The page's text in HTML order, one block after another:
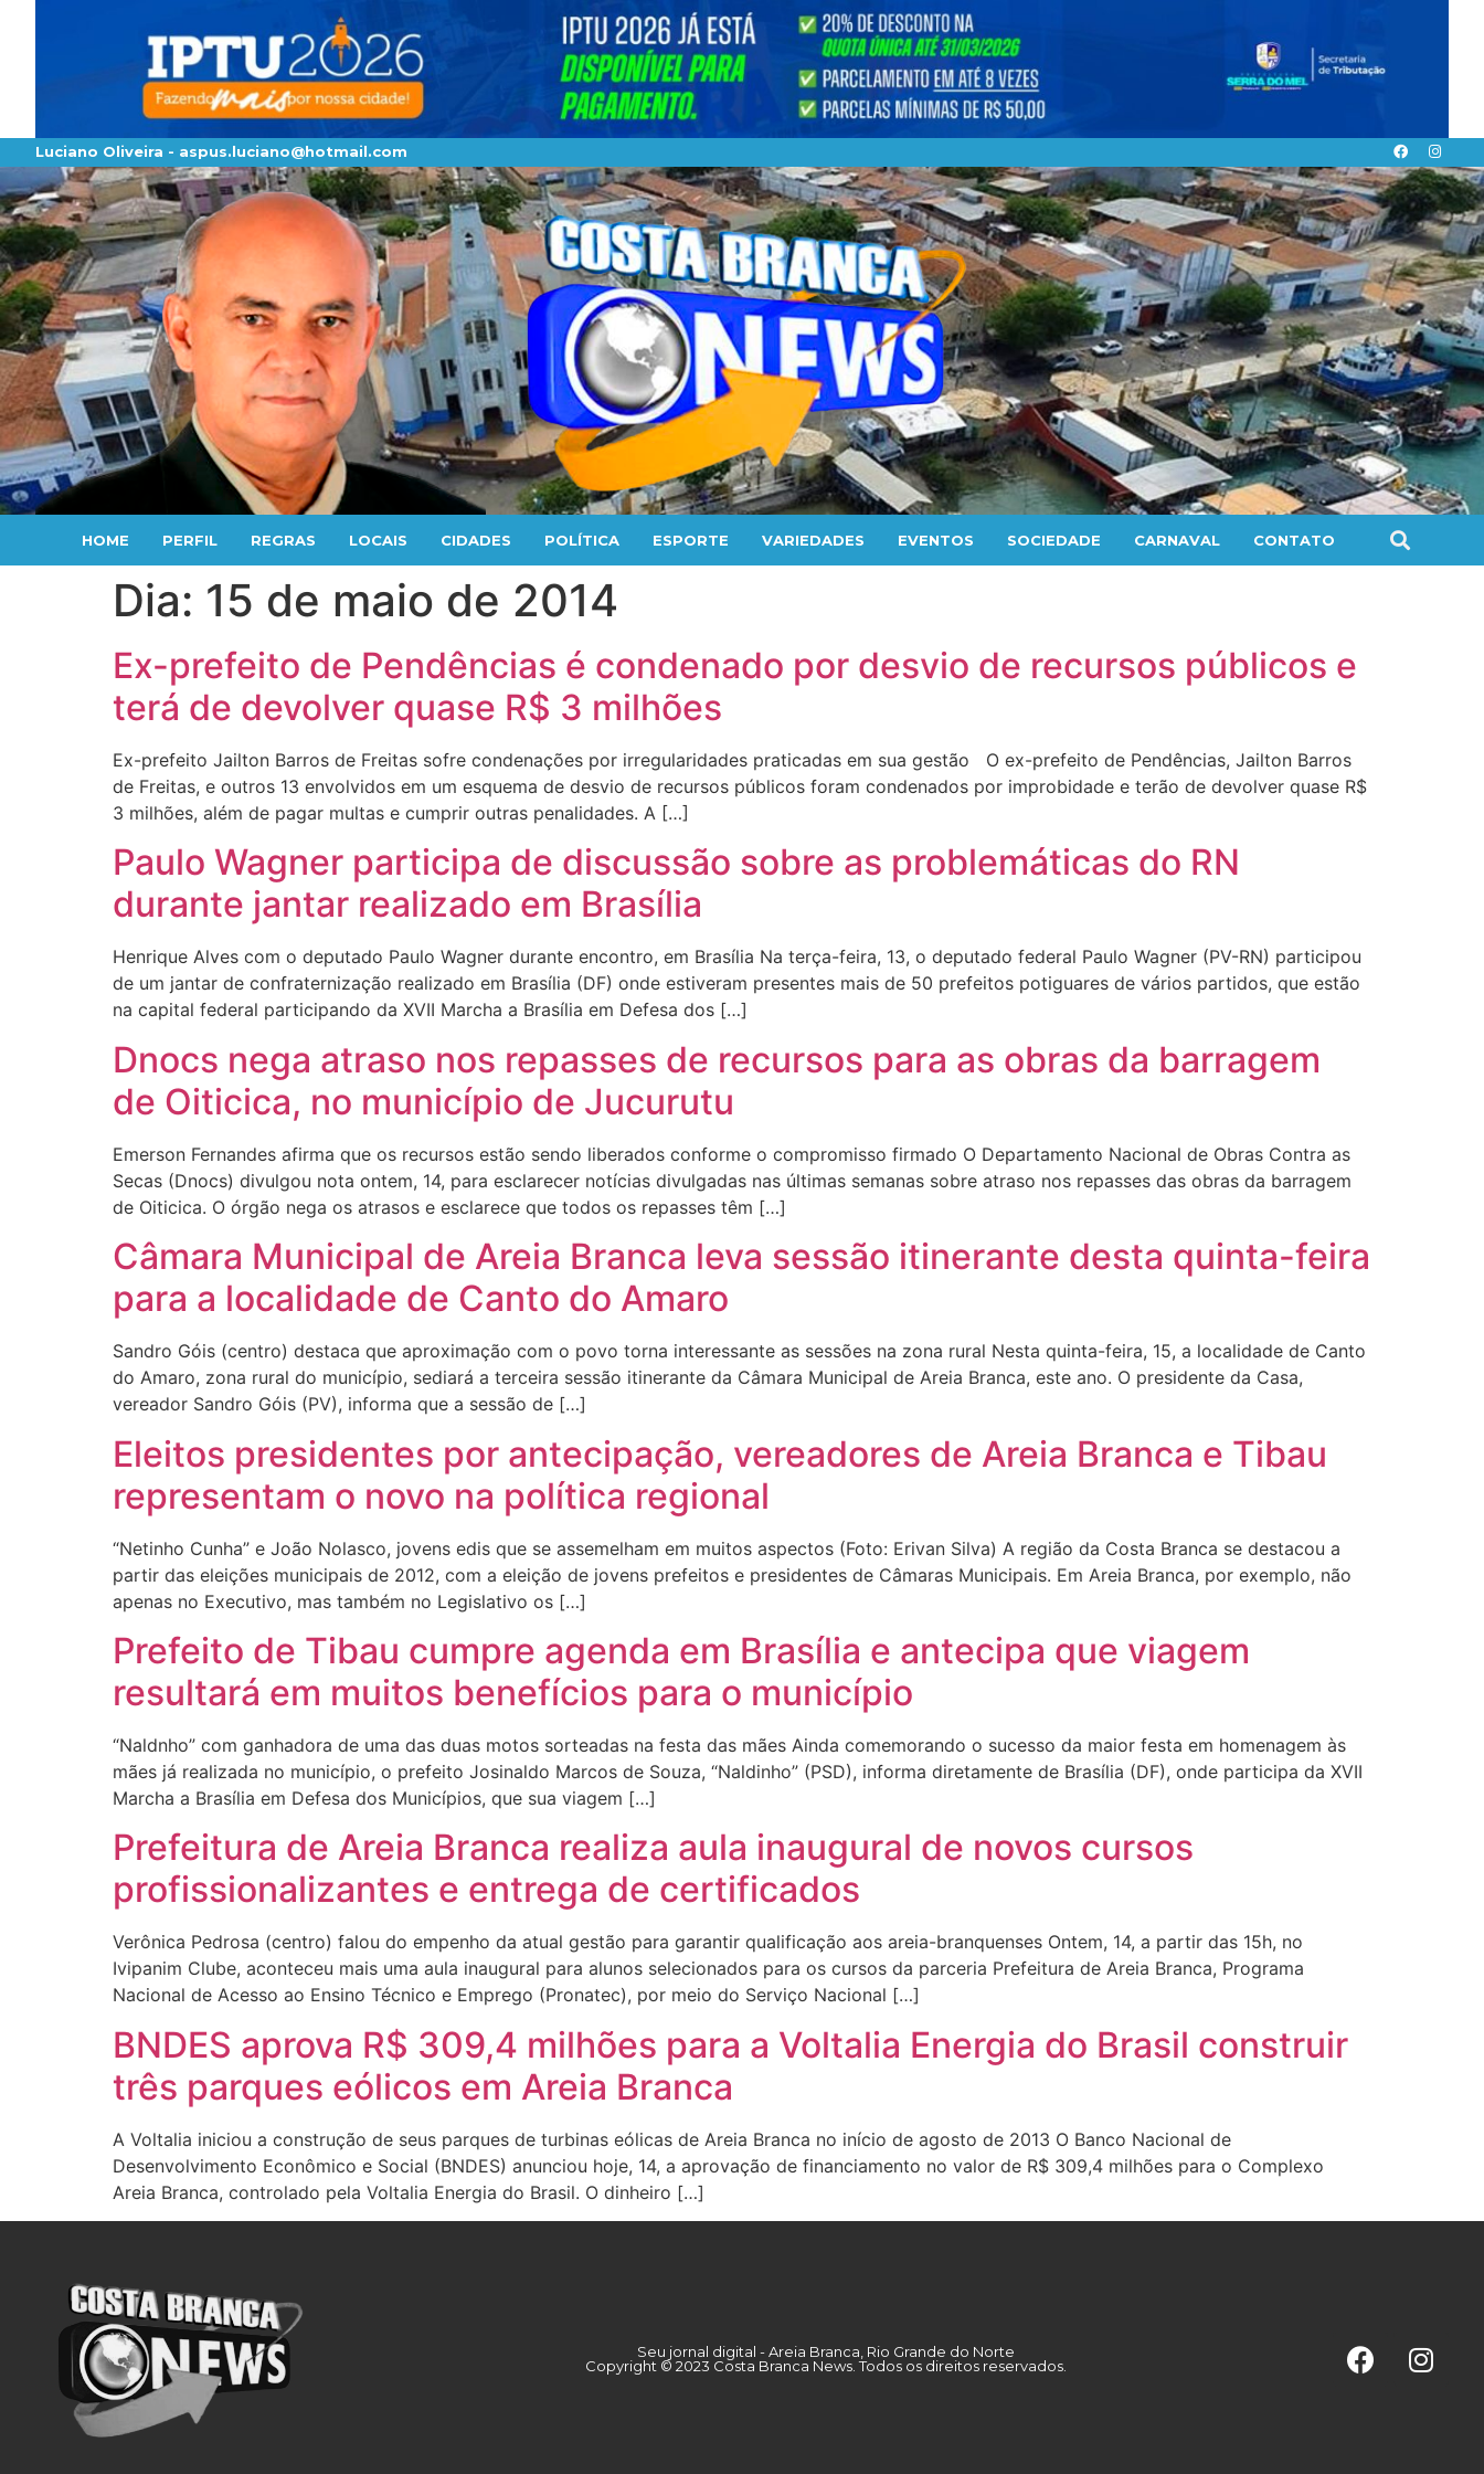
Luciano Oliveira - aspus.luciano@hotmail.com
HOME PERFIL REGRAS LOCAIS CIDADES POLÍTICA ESPORTE VARIEDADES EVENTOS SOCIEDADE CARNAVAL CONTATO
Dia: 15 de maio de 2014
Ex-prefeito de Pendências é condenado por desvio de recursos públicos e
terá de devolver quase R$ 3 milhões
Ex-prefeito Jailton Barros de Freitas sofre condenações por irregularidades praticadas em sua gestão O ex-prefeito de Pendências, Jailton Barros
de Freitas, e outros 13 envolvidos em um esquema de desvio de recursos públicos foram condenados por improbidade e terão de devolver quase R$
3 milhões, além de pagar multas e cumprir outras penalidades. A […]
Paulo Wagner participa de discussão sobre as problemáticas do RN
durante jantar realizado em Brasília
Henrique Alves com o deputado Paulo Wagner durante encontro, em Brasília Na terça-feira, 13, o deputado federal Paulo Wagner (PV-RN) participou
de um jantar de confraternização realizado em Brasília (DF) onde estiveram presentes mais de 50 prefeitos potiguares de vários partidos, que estão
na capital federal participando da XVII Marcha a Brasília em Defesa dos […]
Dnocs nega atraso nos repasses de recursos para as obras da barragem
de Oiticica, no município de Jucurutu
Emerson Fernandes afirma que os recursos estão sendo liberados conforme o compromisso firmado O Departamento Nacional de Obras Contra as
Secas (Dnocs) divulgou nota ontem, 14, para esclarecer notícias divulgadas nas últimas semanas sobre atraso nos repasses das obras da barragem
de Oiticica. O órgão nega os atrasos e esclarece que todos os repasses têm […]
Câmara Municipal de Areia Branca leva sessão itinerante desta quinta-feira
para a localidade de Canto do Amaro
Sandro Góis (centro) destaca que aproximação com o povo torna interessante as sessões na zona rural Nesta quinta-feira, 15, a localidade de Canto
do Amaro, zona rural do município, sediará a terceira sessão itinerante da Câmara Municipal de Areia Branca, este ano. O presidente da Casa,
vereador Sandro Góis (PV), informa que a sessão de […]
Eleitos presidentes por antecipação, vereadores de Areia Branca e Tibau
representam o novo na política regional
“Netinho Cunha” e João Nolasco, jovens edis que se assemelham em muitos aspectos (Foto: Erivan Silva) A região da Costa Branca se destacou a
partir das eleições municipais de 2012, com a eleição de jovens prefeitos e presidentes de Câmaras Municipais. Em Areia Branca, por exemplo, não
apenas no Executivo, mas também no Legislativo os […]
Prefeito de Tibau cumpre agenda em Brasília e antecipa que viagem
resultará em muitos benefícios para o município
“Naldnho” com ganhadora de uma das duas motos sorteadas na festa das mães Ainda comemorando o sucesso da maior festa em homenagem às
mães já realizada no município, o prefeito Josinaldo Marcos de Souza, “Naldinho” (PSD), informa diretamente de Brasília (DF), onde participa da XVII
Marcha a Brasília em Defesa dos Municípios, que sua viagem […]
Prefeitura de Areia Branca realiza aula inaugural de novos cursos
profissionalizantes e entrega de certificados
Verônica Pedrosa (centro) falou do empenho da atual gestão para garantir qualificação aos areia-branquenses Ontem, 14, a partir das 15h, no
Ivipanim Clube, aconteceu mais uma aula inaugural para alunos selecionados para os cursos da parceria Prefeitura de Areia Branca, Programa
Nacional de Acesso ao Ensino Técnico e Emprego (Pronatec), por meio do Serviço Nacional […]
BNDES aprova R$ 309,4 milhões para a Voltalia Energia do Brasil construir
três parques eólicos em Areia Branca
A Voltalia iniciou a construção de seus parques de turbinas eólicas de Areia Branca no início de agosto de 2013 O Banco Nacional de
Desenvolvimento Econômico e Social (BNDES) anunciou hoje, 14, a aprovação de financiamento no valor de R$ 309,4 milhões para o Complexo
Areia Branca, controlado pela Voltalia Energia do Brasil. O dinheiro […]
Seu jornal digital - Areia Branca, Rio Grande do Norte
Copyright © 2023 Costa Branca News. Todos os direitos reservados.